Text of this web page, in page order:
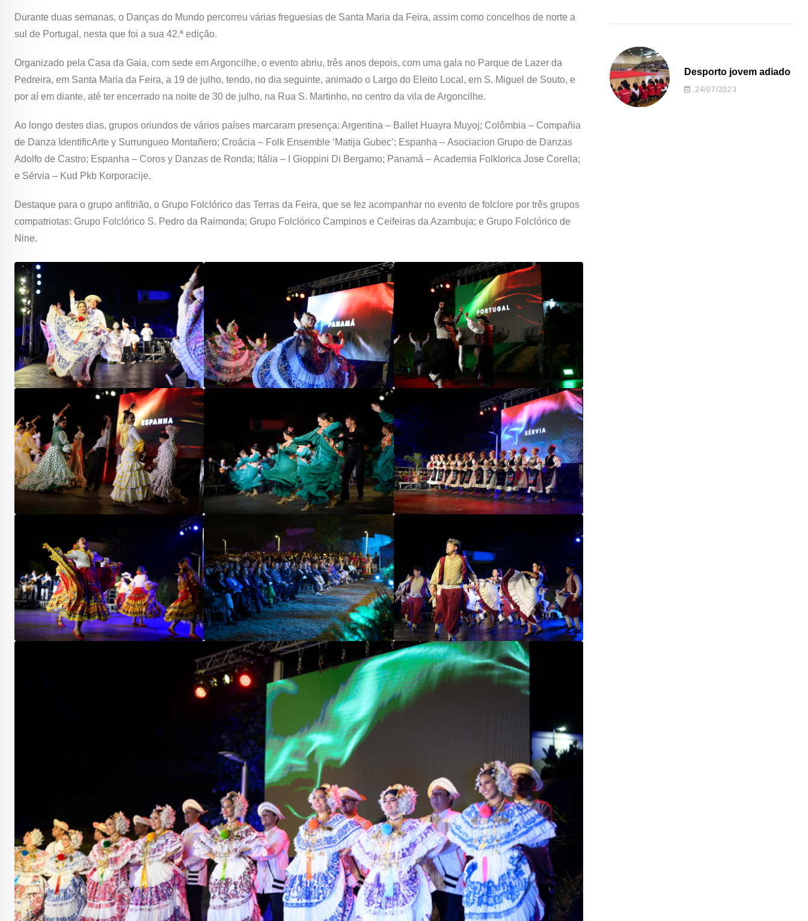
Durante duas semanas, o Danças do Mundo percorreu várias freguesias de Santa Maria da Feira, assim como concelhos de norte a
sul de Portugal, nesta que foi a sua 42.ª edição.
Organizado pela Casa da Gaia, com sede em Argoncilhe, o evento abriu, três anos depois, com uma gala no Parque de Lazer da
Pedreira, em Santa Maria da Feira, a 19 de julho, tendo, no dia seguinte, animado o Largo do Eleito Local, em S. Miguel de Souto, e
por aí em diante, até ter encerrado na noite de 30 de julho, na Rua S. Martinho, no centro da vila de Argoncilhe.
Ao longo destes dias, grupos oriundos de vários países marcaram presença: Argentina – Ballet Huayra Muyoj; Colômbia – Compañia
de Danza IdentificArte y Surrungueo Montañero; Croácia – Folk Ensemble ‘Matija Gubec’; Espanha – Asociacion Grupo de Danzas
Adolfo de Castro; Espanha – Coros y Danzas de Ronda; Itália – I Gioppini Di Bergamo; Panamá – Academia Folklorica Jose Corella;
e Sérvia – Kud Pkb Korporacije.
Destaque para o grupo anfitrião, o Grupo Folclórico das Terras da Feira, que se fez acompanhar no evento de folclore por três grupos
compatriotas: Grupo Folclórico S. Pedro da Raimonda; Grupo Folclórico Campinos e Ceifeiras da Azambuja; e Grupo Folclórico de
Nine.
Desporto jovem adiado
24/07/2023